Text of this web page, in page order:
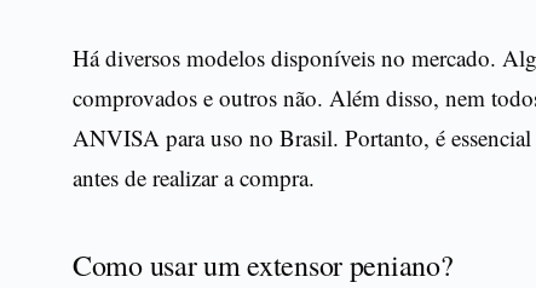
Há diversos modelos disponíveis no mercado.
comprovados e outros não. Além disso, nem
ANVISA para uso no Brasil. Portanto, é
antes de realizar a compra.
Como usar um extensor peniano?